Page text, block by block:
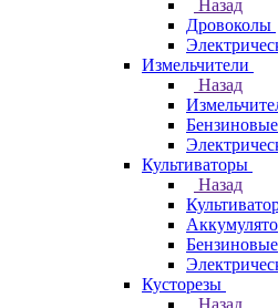
Назад
Дровоколы
Измельчители
Назад
Культиваторы
Назад
Бензиновые
Кусторезы
Назад